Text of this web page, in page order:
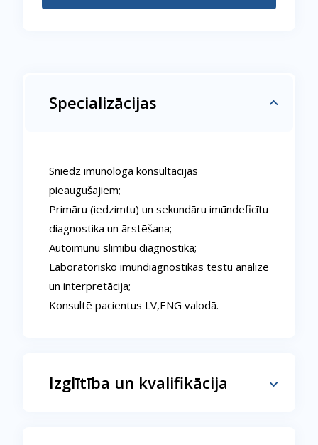
Specializācijas
Sniedz imunologa konsultācijas
pieaugušajiem;
Primāru (iedzimtu) un sekundāru imūndeficītu
diagnostika un ārstēšana;
Autoimūnu slimību diagnostika;
Laboratorisko imūndiagnostikas testu analīze
un interpretācija;
Konsultē pacientus LV,ENG valodā.
Izglītība un kvalifikācija